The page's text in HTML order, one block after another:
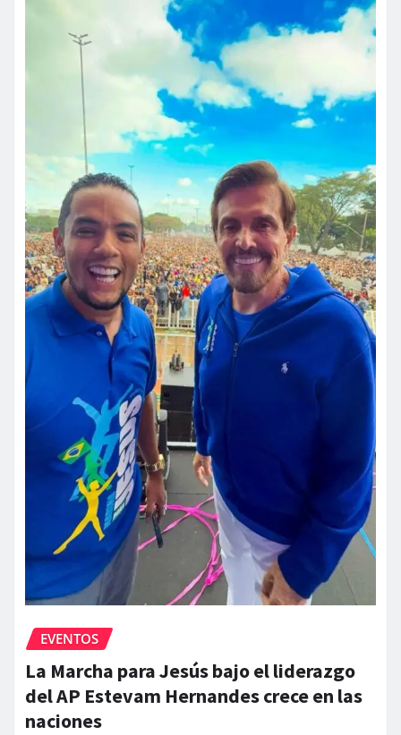
EVENTOS
La Marcha para Jesús bajo el liderazgo
del AP Estevam Hernandes crece en las
naciones